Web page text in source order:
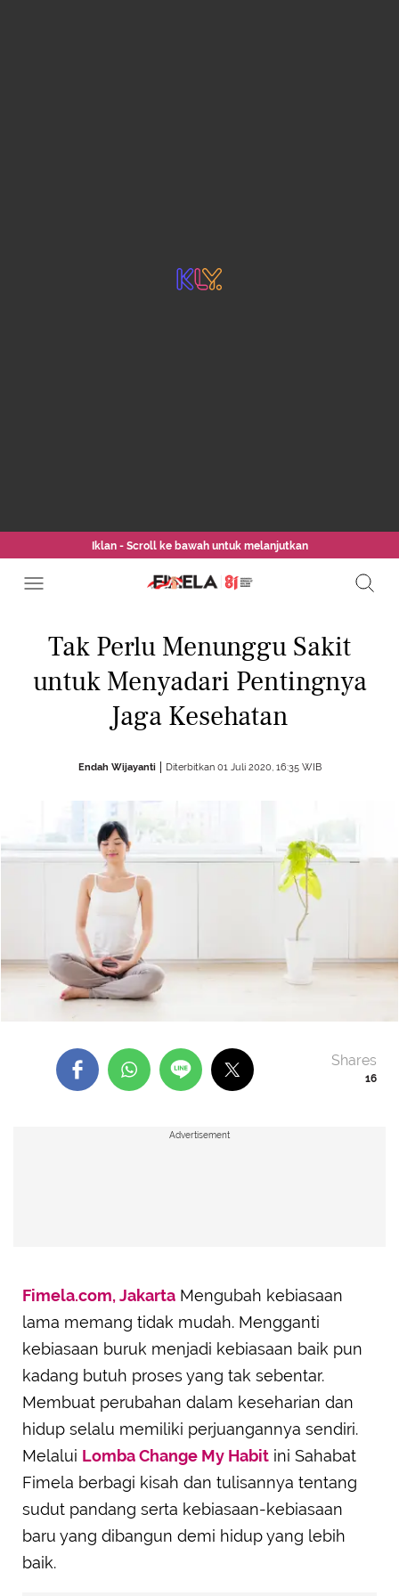
Iklan - Scroll ke bawah untuk melanjutkan
Tak Perlu Menunggu Sakit
untuk Menyadari Pentingnya
Jaga Kesehatan
Endah Wijayanti Diterbitkan 01 Juli 2020, 16:35 WIB
16
Shares
Advertisement
Fimela.com, Jakarta Mengubah kebiasaan
lama memang tidak mudah. Mengganti
kebiasaan buruk menjadi kebiasaan baik pun
kadang butuh proses yang tak sebentar.
Membuat perubahan dalam keseharian dan
hidup selalu memiliki perjuangannya sendiri.
Melalui Lomba Change My Habit ini Sahabat
Fimela berbagi kisah dan tulisannya tentang
sudut pandang serta kebiasaan-kebiasaan
baru yang dibangun demi hidup yang lebih
baik.